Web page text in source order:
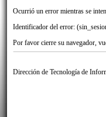
Ocurrió un error mientras se
Identificador del error:
Por favor cierre su navegador,
Dirección de Tecnología de